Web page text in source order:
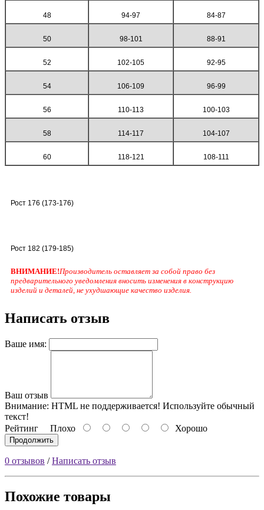
48 94-97 84-87
50 98-101 88-91
52 102-105 92-95
54 106-109 96-99
56 110-113 100-103
58 114-117 104-107
60 118-121 108-111
Рост 176 (173-176)
Рост 182 (179-185)
ВНИМАНИЕ!Производитель оставляет за собой право без
предварительного уведомления вносить изменения в конструкцию
изделий и деталей, не ухудшающие качество изделия.
Написать отзыв
Ваше имя:
Ваш отзыв
Внимание: HTML не поддерживается! Используйте обычный
текст!
Рейтинг Плохо Хорошо
Продолжить
0 отзывов /Написать отзыв
Похожие товары